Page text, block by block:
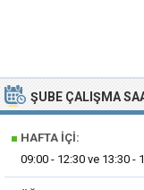
ŞUBE ÇALIŞMA
■ HAFTA İÇI:
09:00 - 12:30 ve 13:30 -